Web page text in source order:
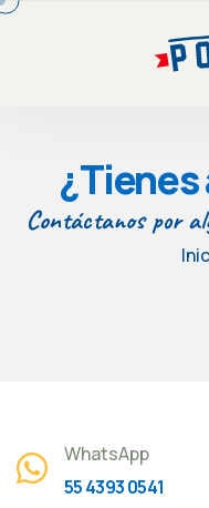
¿Tienes
Contáctanos por
WhatsApp
55 4393 0541